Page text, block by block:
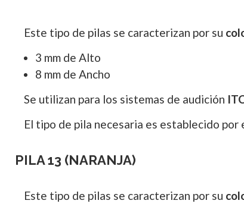
Este tipo de pilas se caracterizan por su
3 mm de Alto
8 mm de Ancho
Se utilizan para los sistemas de audición
El tipo de pila necesaria es establecido
PILA 13 (NARANJA)
Este tipo de pilas se caracterizan por su